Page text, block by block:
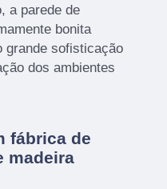
a parede de
bonita
grande sofisticação
dos ambientes
fábrica de
madeira